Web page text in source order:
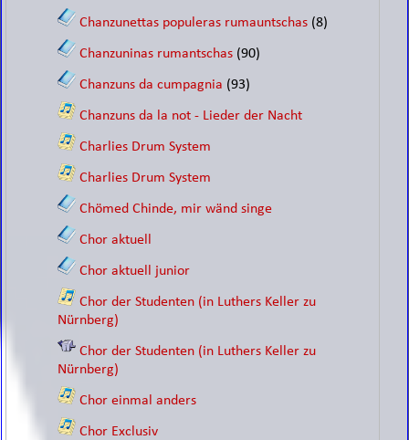
Chanzunettas populeras rumauntschas (8)
Chanzuninas rumantschas (90)
Chanzuns da cumpagnia (93)
Chanzuns da la not - Lieder der Nacht
Charlies Drum System
Charlies Drum System
Chömed Chinde, mir wänd singe
Chor aktuell
Chor aktuell junior
Chor der Studenten (in Luthers Keller zu
Nürnberg)
Chor der Studenten (in Luthers Keller zu
Nürnberg)
Chor einmal anders
Chor Exclusiv